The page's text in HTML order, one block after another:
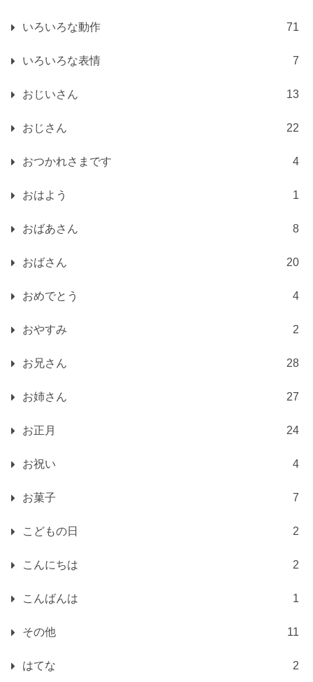
いろいろな動作 71
いろいろな表情 7
おじいさん 13
おじさん 22
おつかれさまです 4
おはよう 1
おばあさん 8
おばさん 20
おめでとう 4
おやすみ 2
お兄さん 28
お姉さん 27
お正月 24
お祝い 4
お菓子 7
こどもの日 2
こんにちは 2
こんばんは 1
その他 11
はてな 2